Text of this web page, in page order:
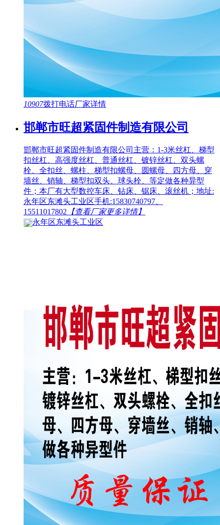
10907拨打电话厂家详情
邯郸市旺超紧固件制造有限公司
邯郸市旺超紧固件制造有限公司主营：1-3米丝杠、梯型
扣丝杠、高强度丝杠、普通丝杠、镀锌丝杠、双头螺
栓、全扣丝、螺柱、梯型扣螺母、圆螺母、四方母、穿
墙丝、销轴、梯型扣双头、球头栓、等定做各种异型
件；本厂有大型数控车床、钻床、锯床、滚丝机；地址:
永年区东滩头工业区手机:15830740797、
15511017802 【查看厂家更多详情】
永年区东滩头工业区